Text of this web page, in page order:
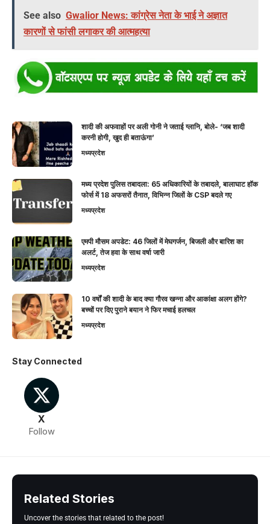
See also Gwalior News: कांग्रेस नेता के भाई ने अज्ञात
कारणों से फांसी लगाकर की आत्महत्या
शादी की अफवाहों पर अली गोनी ने जताई ग्लानि, बोले- ‘जब शादी
करनी होगी, खुद ही बताऊंगा’
मध्यप्रदेश
मध्य प्रदेश पुलिस तबादला: 65 अधिकारियों के तबादले, बालाघाट हॉक
फोर्स में 18 अफसरों तैनात, विभिन्न जिलों के CSP बदले गए
मध्यप्रदेश
एमपी मौसम अपडेट: 46 जिलों में मेघगर्जन, बिजली और बारिश का
अलर्ट, तेज हवा के साथ वर्षा जारी
मध्यप्रदेश
10 वर्षों की शादी के बाद क्या गौरव खन्ना और आकांक्षा अलग होंगे?
बच्चों पर दिए पुराने बयान ने फिर मचाई हलचल
मध्यप्रदेश
Stay Connected
X
Follow
Related Stories
Uncover the stories that related to the post!